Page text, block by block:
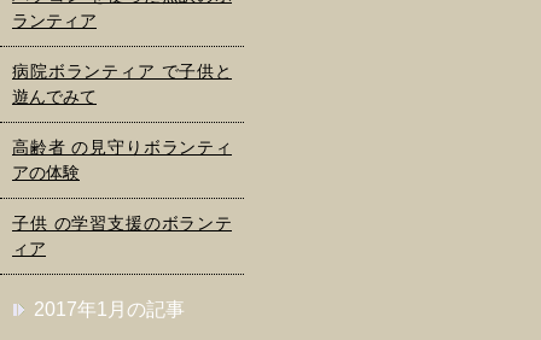
ランティア
病院ボランティア で子供と
遊んでみて
高齢者 の見守りボランティ
アの体験
子供 の学習支援のボランテ
ィア
2017年1月の記事